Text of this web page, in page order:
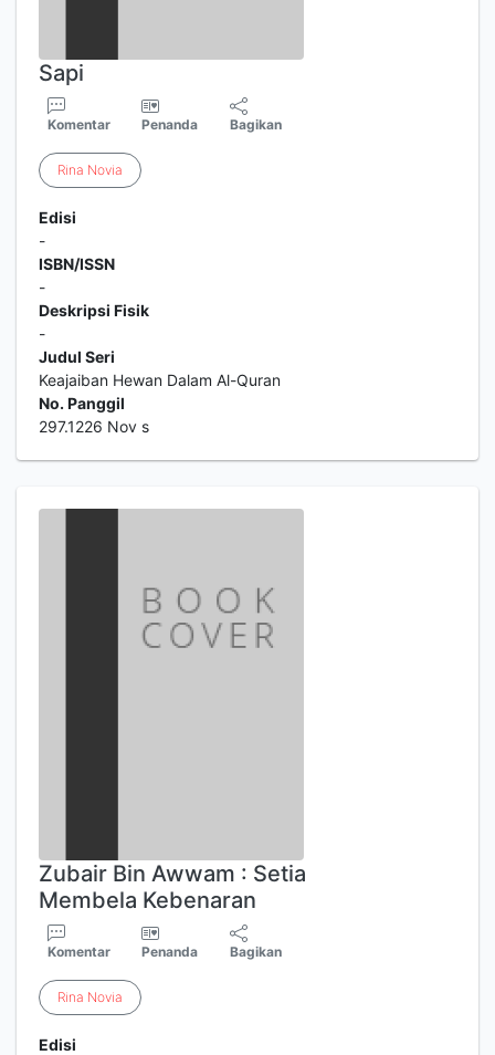
Sapi
Komentar Penanda Bagikan
Rina Novia
Edisi
-
ISBN/ISSN
-
Deskripsi Fisik
-
Judul Seri
Keajaiban Hewan Dalam Al-Quran
No. Panggil
297.1226 Nov s
Zubair Bin Awwam : Setia
Membela Kebenaran
Komentar Penanda Bagikan
Rina Novia
Edisi